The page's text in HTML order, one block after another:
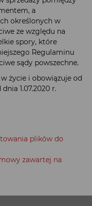
a
określonych w
ze względu na
spory, które
Regulaminu
sądy powszechne.
życie i obowiązuje od
1.07.2020 r.
plików do
zawartej na